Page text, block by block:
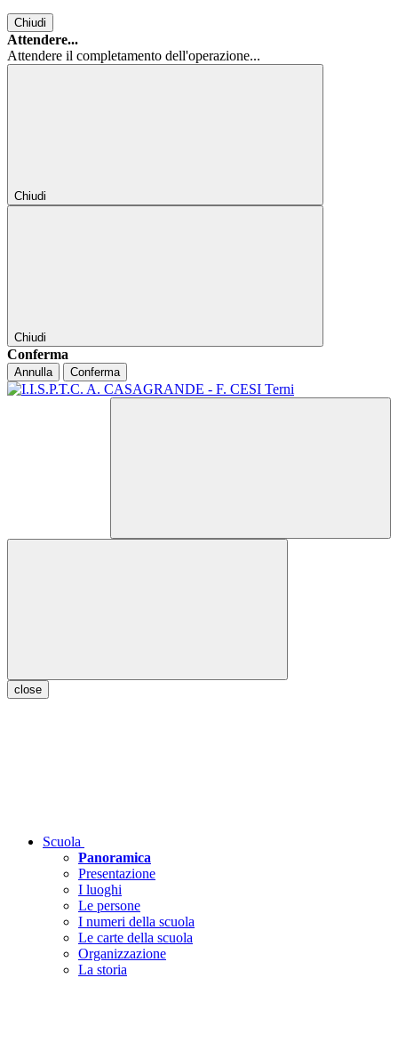
Chiudi
Attendere...
Attendere il completamento dell'operazione...
Chiudi
Chiudi
Conferma
Annulla Conferma
close
Scuola
Panoramica
Presentazione
I luoghi
Le persone
I numeri della scuola
Le carte della scuola
Organizzazione
La storia